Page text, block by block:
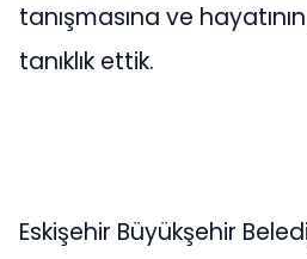
tanışmasına ve
tanıklık ettik.
Eskişehir Büyükşehir